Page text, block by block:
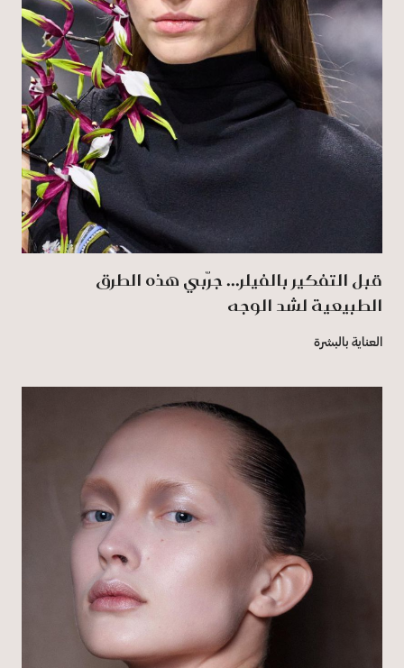
قبل التفكير بالفيلر... جرّبي هذه الطرق
الطبيعية لشد الوجه
العناية بالبشرة